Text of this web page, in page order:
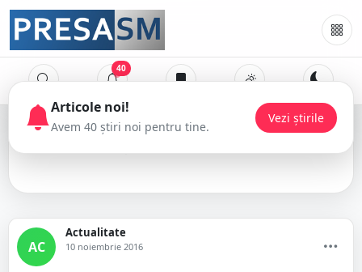
40
criminal
AC
Actualitate
10 noiembrie 2016
Articole noi!
Avem 40 știri noi pentru tine.
Vezi știrile